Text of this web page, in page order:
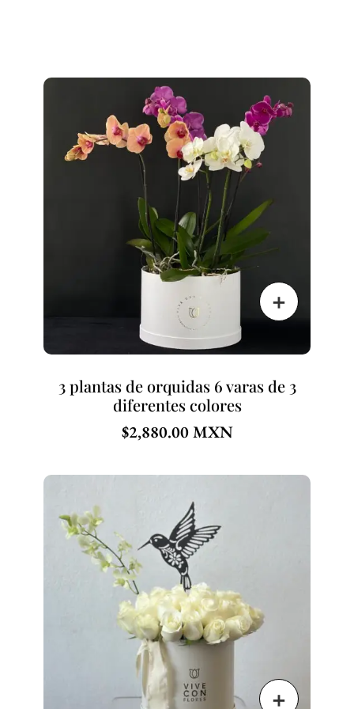
3 plantas de orquidas 6 varas de 3
diferentes colores
$2,880.00